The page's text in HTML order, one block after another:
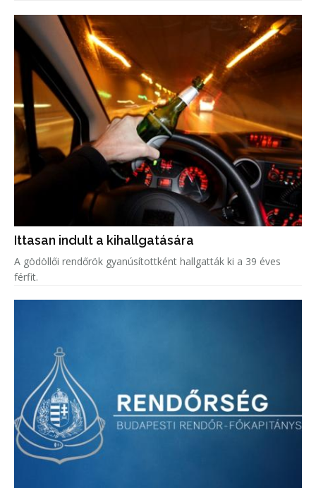
Ittasan indult a kihallgatására
A gödöllői rendőrök gyanúsítottként hallgatták ki a 39 éves
férfit.